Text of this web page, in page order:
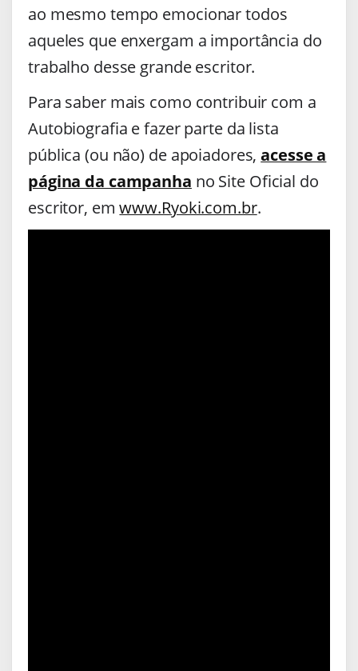
ao mesmo tempo emocionar todos
aqueles que enxergam a importância do
trabalho desse grande escritor.
Para saber mais como contribuir com a
Autobiografia e fazer parte da lista
pública (ou não) de apoiadores,acesse a
página da campanha no Site Oficial do
escritor, emwww.Ryoki.com.br.